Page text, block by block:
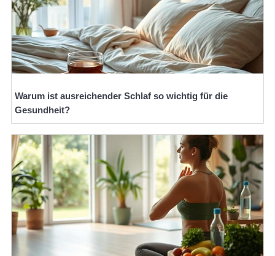
Warum ist ausreichender Schlaf so wichtig für die
Gesundheit?